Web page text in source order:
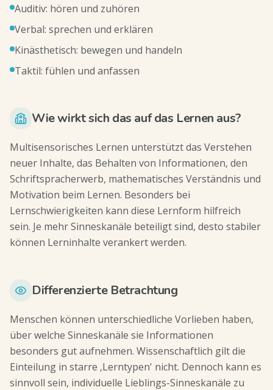
Auditiv: hören und zuhören
Verbal: sprechen und erklären
Kinästhetisch: bewegen und handeln
Taktil: fühlen und anfassen
Wie wirkt sich das auf das Lernen aus?
Multisensorisches Lernen unterstützt das Verstehen
neuer Inhalte, das Behalten von Informationen, den
Schriftspracherwerb, mathematisches Verständnis und
Motivation beim Lernen. Besonders bei
Lernschwierigkeiten kann diese Lernform hilfreich
sein. Je mehr Sinneskanäle beteiligt sind, desto stabiler
können Lerninhalte verankert werden.
Differenzierte Betrachtung
Menschen können unterschiedliche Vorlieben haben,
über welche Sinneskanäle sie Informationen
besonders gut aufnehmen. Wissenschaftlich gilt die
Einteilung in starre ‚Lerntypen' nicht. Dennoch kann es
sinnvoll sein, individuelle Lieblings-Sinneskanäle zu